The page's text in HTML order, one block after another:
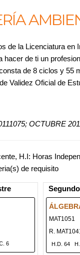
de la Licenciatura en
hacer de ti un
de 8 ciclos y 55
Validez Oficial de
OCTUBRE
H.I: Horas
de requisito
6
MAT1051
R.
H.D. 64